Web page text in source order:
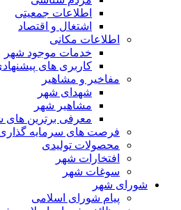
اطلاعات جمعیتی
اشتغال و اقتصاد
اطلاعات مکانی
خدمات موجود شهر
کاربری های
مفاخیر و مشاهیر
شهدای شهر
مشاهیر شهر
معرفی برترین های
فرصت های سرمایه
محصولات تولیدی
افتخارات شهر
سوغات شهر
شورای شهر
پیام شورای اسلامی